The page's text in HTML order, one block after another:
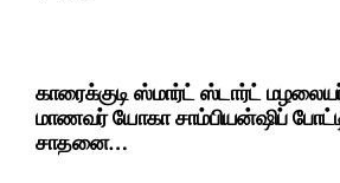
காரைக்குடி ஸ்மார்ட் ஸ்டார்ட்
மாணவர் யோகா சாம்பியன்ஷிப்
சாதனை…